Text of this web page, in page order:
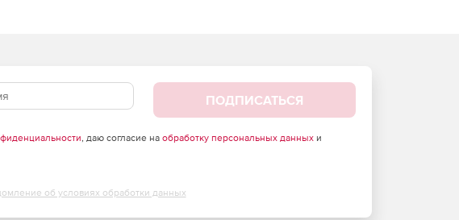
ПОДПИСАТЬСЯ
, даю согласие на обработку персональных данныхи
об условиях обработки данных